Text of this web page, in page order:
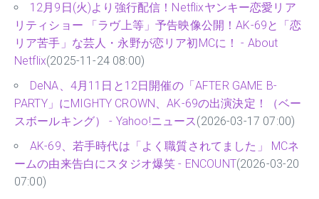
12月9日(火)より強行配信！Netflixヤンキー恋愛リア
リティショー 「ラヴ上等」予告映像公開！AK-69と「恋
リア苦手」な芸人・永野が恋リア初MCに！ - About
Netflix(2025-11-24 08:00)
DeNA、4月11日と12日開催の「AFTER GAME B-
PARTY」にMIGHTY CROWN、AK-69の出演決定！（ベー
スボールキング） - Yahoo!ニュース(2026-03-17 07:00)
AK-69、若手時代は「よく職質されてました」 MCネ
ームの由来告白にスタジオ爆笑 - ENCOUNT(2026-03-20
07:00)